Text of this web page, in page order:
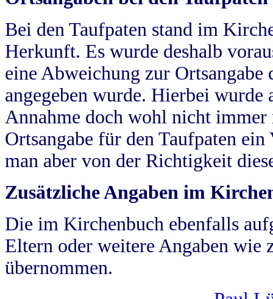
Bei den Taufpaten stand im
Herkunft. Es wurde deshalb
eine Abweichung zur
angegeben wurde. Hierbei wurde
Annahme doch wohl nicht
Ortsangabe für den Taufpaten
man aber von der Richtigkeit
Zusätzliche Angaben im
Die im Kirchenbuch ebenfalls
Eltern oder weitere Angaben wie
übernommen.